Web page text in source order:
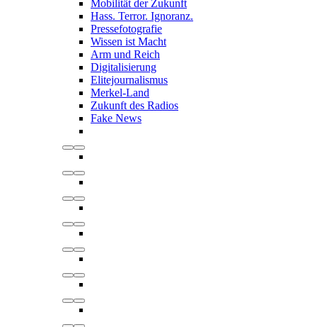
Mobilität der Zukunft
Hass. Terror. Ignoranz.
Pressefotografie
Wissen ist Macht
Arm und Reich
Digitalisierung
Elitejournalismus
Merkel-Land
Zukunft des Radios
Fake News